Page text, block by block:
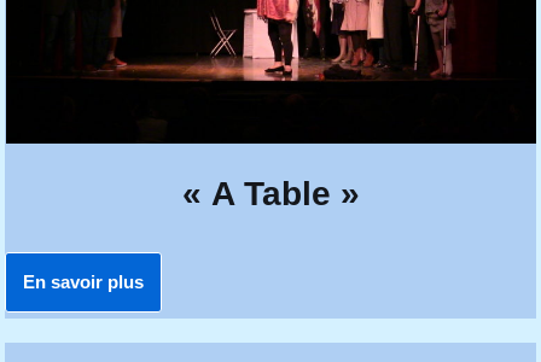
« A Table »
En savoir plus